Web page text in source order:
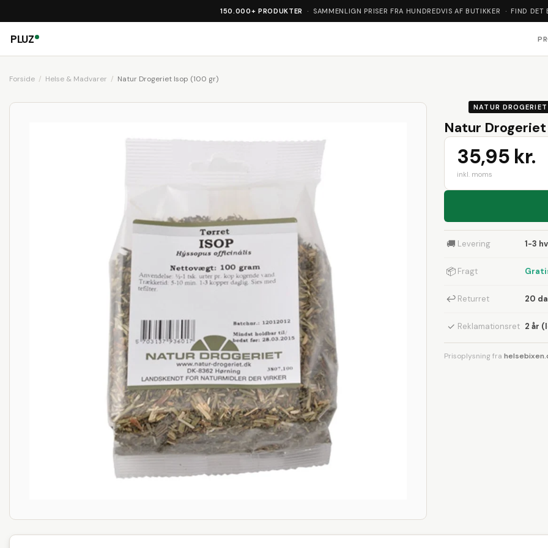
150.000+ PRODUKTER · SAMMENLIGN PRISER FRA HUNDREDVIS AF BUTIKKER · FIND DET
PLUZ
Forside Helse & Madvarer Natur Drogeriet Isop (100 gr)
NATUR DROGERIET
Natur
35,95 kr.
inkl. moms
🚚 Levering 1-3
📦 Fragt
↩ Returret 20
✓ Reklamationsret 2 år
Prisoplysning fra